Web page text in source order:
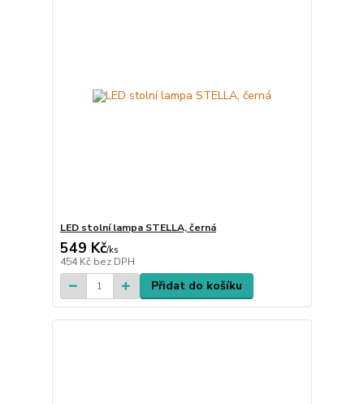
LED stolní lampa STELLA, černá
549 Kč/ks
454 Kč bez DPH
Přidat do košíku